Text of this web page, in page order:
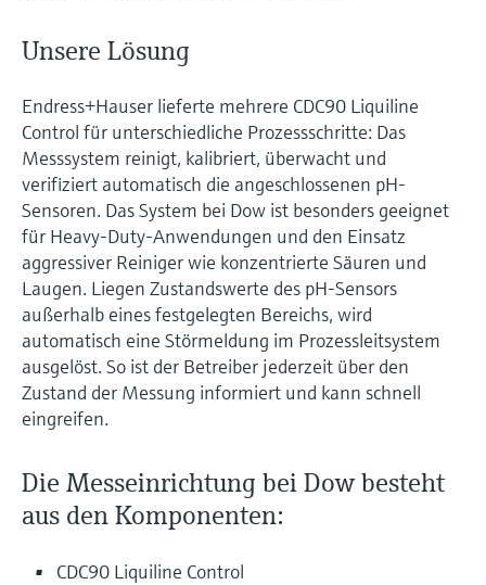
Unsere Lösung
Endress+Hauser lieferte mehrere CDC90 Liquiline
Control für unterschiedliche Prozessschritte: Das
Messsystem reinigt, kalibriert, überwacht und
verifiziert automatisch die angeschlossenen pH-
Sensoren. Das System bei Dow ist besonders geeignet
für Heavy-Duty-Anwendungen und den Einsatz
aggressiver Reiniger wie konzentrierte Säuren und
Laugen. Liegen Zustandswerte des pH-Sensors
außerhalb eines festgelegten Bereichs, wird
automatisch eine Störmeldung im Prozessleitsystem
ausgelöst. So ist der Betreiber jederzeit über den
Zustand der Messung informiert und kann schnell
eingreifen.
Die Messeinrichtung bei Dow besteht
aus den Komponenten:
CDC90 Liquiline Control